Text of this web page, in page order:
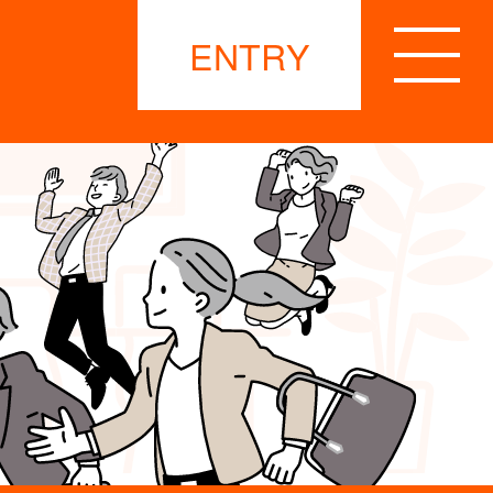
ENTRY